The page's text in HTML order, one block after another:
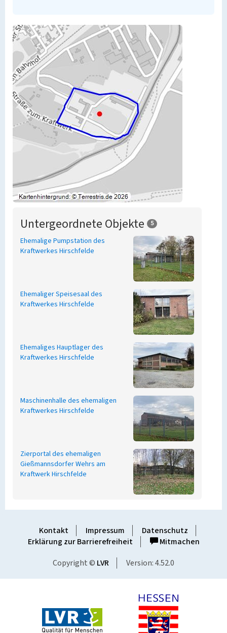
Untergeordnete Objekte 5
Ehemalige Pumpstation des
Kraftwerkes Hirschfelde
Ehemaliger Speisesaal des
Kraftwerkes Hirschfelde
Ehemaliges Hauptlager des
Kraftwerkes Hirschfelde
Maschinenhalle des ehemaligen
Kraftwerkes Hirschfelde
Zierportal des ehemaligen
Gießmannsdorfer Wehrs am
Kraftwerk Hirschfelde
Kontakt Impressum
Datenschutz
Erklärung zur Barrierefreiheit
Mitmachen
Copyright © LVR Version: 4.52.0